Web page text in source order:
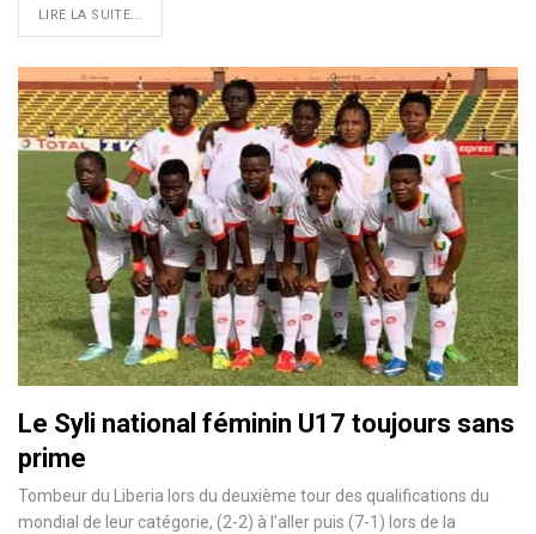
LIRE LA SUITE...
Le Syli national féminin U17 toujours sans
prime
Tombeur du Liberia lors du deuxième tour des qualifications du
mondial de leur catégorie, (2-2) à l’aller puis (7-1) lors de la